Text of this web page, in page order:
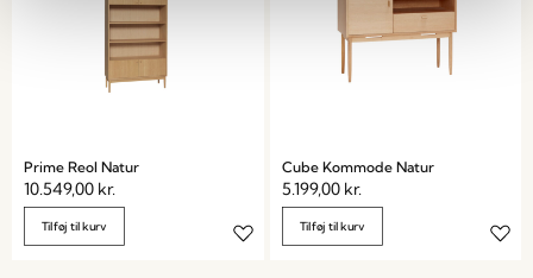
Prime Reol Natur
10.549,00 kr.
Tilføj til kurv
Cube Kommode Natur
5.199,00 kr.
Tilføj til kurv